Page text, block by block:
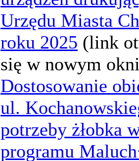
Urzędu Miasta
roku 2025 (link
się w nowym
Dostosowanie
ul.
potrzeby żłobka
programu